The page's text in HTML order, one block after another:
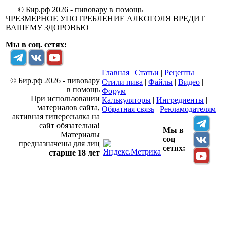
© Бир.рф 2026 - пивовару в помощь
ЧРЕЗМЕРНОЕ УПОТРЕБЛЕНИЕ АЛКОГОЛЯ ВРЕДИТ
ВАШЕМУ ЗДОРОВЬЮ
Мы в соц. сетях:
© Бир.рф 2026 - пивовару
в помощь
При использовании
материалов сайта,
активная гиперссылка на
сайт обязательна!
Материалы
предназначены для лиц
старше 18 лет
Главная | Статьи | Рецепты |
Стили пива | Файлы | Видео |
Форум
Калькуляторы | Ингредиенты |
Обратная связь | Рекламодателям
Мы в
соц
сетях: